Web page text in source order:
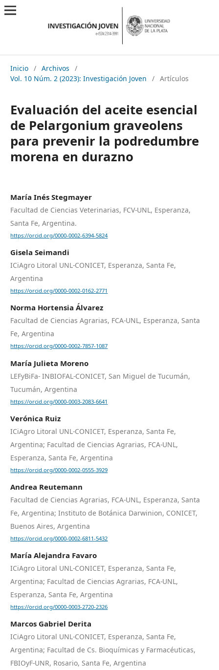
Inicio / Archivos
/
Vol. 10 Núm. 2 (2023): Investigación Joven
/ Artículos
Evaluación del aceite esencial
de Pelargonium graveolens
para prevenir la podredumbre
morena en durazno
María Inés Stegmayer
Facultad de Ciencias Veterinarias, FCV-UNL, Esperanza,
Santa Fe, Argentina.
https://orcid.org/0000-0002-6394-5824
Gisela Seimandi
ICiAgro Litoral UNL-CONICET, Esperanza, Santa Fe,
Argentina
https://orcid.org/0000-0002-0162-2771
Norma Hortensia Álvarez
Facultad de Ciencias Agrarias, FCA-UNL, Esperanza, Santa
Fe, Argentina
https://orcid.org/0000-0002-7857-1087
María Julieta Moreno
LEFyBiFa- INBIOFAL-CONICET, San Miguel de Tucumán,
Tucumán, Argentina
https://orcid.org/0000-0003-2083-6641
Verónica Ruiz
ICiAgro Litoral UNL-CONICET, Esperanza, Santa Fe,
Argentina; Facultad de Ciencias Agrarias, FCA-UNL,
Esperanza, Santa Fe, Argentina
https://orcid.org/0000-0002-0555-3929
Andrea Reutemann
Facultad de Ciencias Agrarias, FCA-UNL, Esperanza, Santa
Fe, Argentina; Instituto de Botánica Darwinion, CONICET,
Buenos Aires, Argentina
https://orcid.org/0000-0002-6811-5432
María Alejandra Favaro
ICiAgro Litoral UNL-CONICET, Esperanza, Santa Fe,
Argentina; Facultad de Ciencias Agrarias, FCA-UNL,
Esperanza, Santa Fe, Argentina
https://orcid.org/0000-0003-2720-2326
Marcos Gabriel Derita
ICiAgro Litoral UNL-CONICET, Esperanza, Santa Fe,
Argentina; Facultad de Cs. Bioquímicas y Farmacéuticas,
FBIOyF-UNR, Rosario, Santa Fe, Argentina